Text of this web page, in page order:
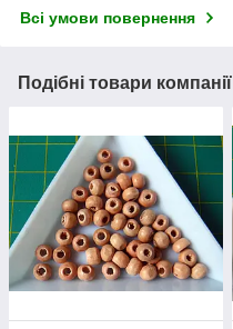
Всі умови повернення
Подібні товари компанії